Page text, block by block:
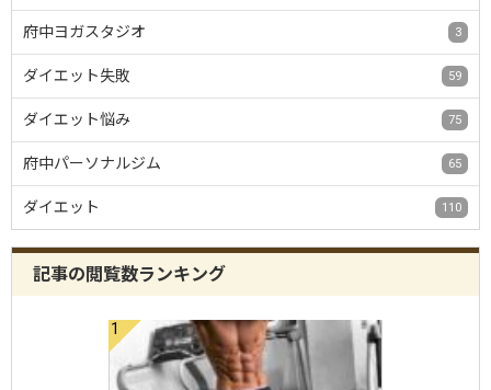
府中ヨガスタジオ 3
ダイエット失敗 59
ダイエット悩み 75
府中パーソナルジム 65
ダイエット 110
記事の閲覧数ランキング